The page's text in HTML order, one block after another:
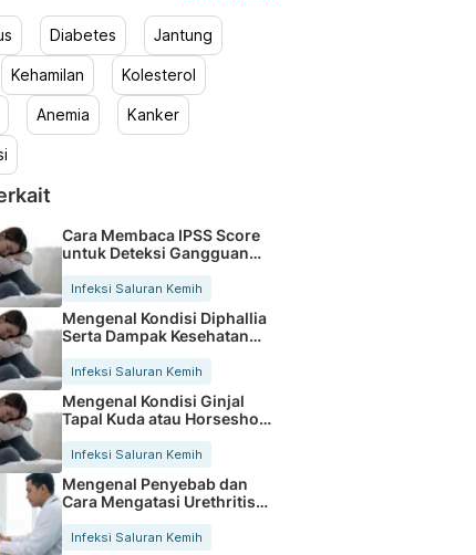
Diabetes Jantung
Kehamilan Kolesterol
Anemia Kanker
Cara Membaca IPSS Score
untuk Deteksi Gangguan
Infeksi Saluran Kemih
Mengenal Kondisi Diphallia
Serta Dampak Kesehatan
Infeksi Saluran Kemih
Mengenal Kondisi Ginjal
Tapal Kuda atau Horseshoe
Infeksi Saluran Kemih
Mengenal Penyebab dan
Cara Mengatasi Urethritis
Infeksi Saluran Kemih